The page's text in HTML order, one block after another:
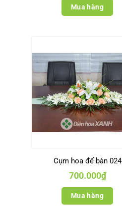
Mua hàng
Cụm hoa để bàn 024
700.000₫
Mua hàng